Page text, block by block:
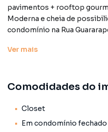
pavimentos + rooftop
Moderna e cheia de
condomínio na Rua
cidade.
Lavabo
Ver mais
Comodidades do
Closet
Em condomínio fechado